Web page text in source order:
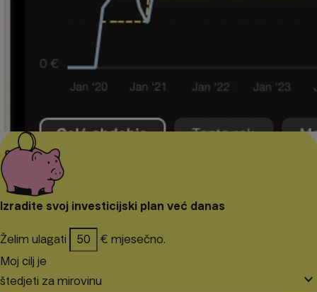
Izradite svoj investicijski plan već danas
Želim ulagati
€ mjesečno.
Moj cilj je
štedjeti za mirovinu
keyboard_arrow_down